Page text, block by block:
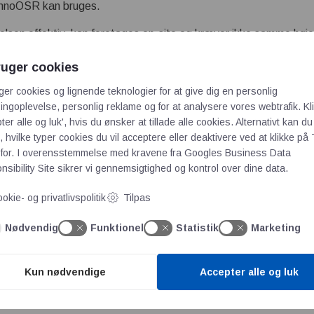
kan bruges.
effektiv, kan foretages on-site og kræver ikke samme
alternativer.
i forskellige industrielle miljøer. Det er blandt andet brugt i
om “One Click Recovery for Recording &
jeres industri projekter skal lykkedes
ekspertise i at levere skræddersyede hardware løsninger til
hardware og sikrer at hele løsningen lever op til de
med førende producenter af hårdføre industrielle
– hver gang.
75 44 80
cookies
cookies og lignende teknologier for at give dig en personlig
personlig reklame og for at analysere vores webtrafik.
alle og luk', hvis du ønsker at tillade alle cookies. Alternativt kan du
hvilke typer cookies du vil acceptere eller deaktivere ved at klikke på
I overensstemmelse med kravene fra Googles Business Data
Site sikrer vi gennemsigtighed og kontrol over dine data.
og privatlivspolitik Tilpas
Nødvendig Funktionel Statistik Marketing
Kun nødvendige Accepter alle og luk